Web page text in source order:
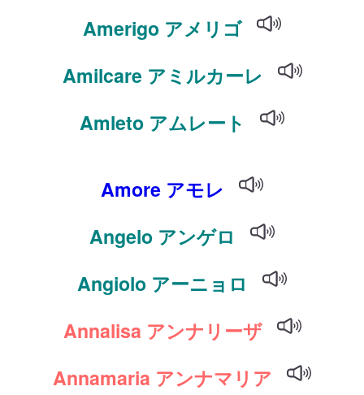
Amerigo アメリゴ
Amilcare アミルカーレ
Amleto アムレート
Amore アモレ
Angelo アンゲロ
Angiolo アーニョロ
Annalisa アンナリーザ
Annamaria アンナマリア